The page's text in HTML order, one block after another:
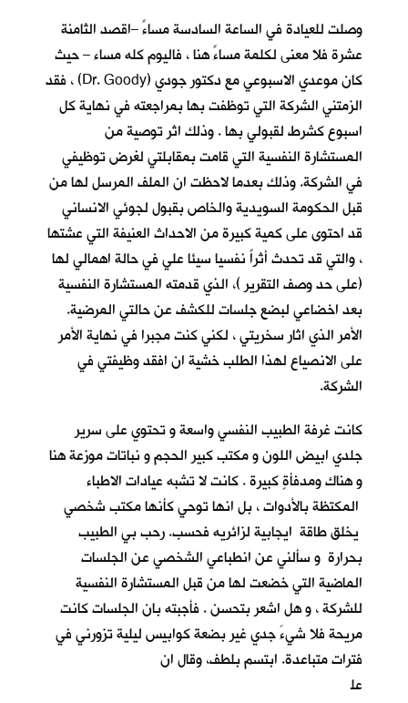
وصلت للعيادة في الساعة السادسة مساءً –اقصد الثامنة
عشرة فلا معنى لكلمة مساءً هنا ، فاليوم كله مساء – حيث
كان موعدي الاسبوعي مع دكتور جودي (Dr. Goody) ، فقد
الزمتني الشركة التي توظفت بها بمراجعته في نهاية كل
اسبوع كشرط لقبولي بها . وذلك اثر توصية من
المستشارة النفسية التي قامت بمقابلتي لغرض توظيفي
في الشركة. وذلك بعدما لاحظت ان الملف المرسل لها من
قبل الحكومة السويدية والخاص بقبول لجوئي الانساني
قد احتوى على كمية كبيرة من الاحداث العنيفة التي عشتها
، والتي قد تحدث أثراً نفسيا سيئا علي في حالة اهمالي لها
(على حد وصف التقرير )، الذي قدمته المستشارة النفسية
بعد اخضاعي لبضع جلسات للكشف عن حالتي المرضية.
الأمر الذي اثار سخريتي ، لكني كنت مجبرا في نهاية الأمر
على الانصياع لهذا الطلب خشية ان افقد وظيفتي في
الشركة.
كانت غرفة الطبيب النفسي واسعة و تحتوي على سرير
جلدي ابيض اللون و مكتب كبير الحجم و نباتات موزعة هنا
و هناك ومدفأةٍ كبيرة . كانت لا تشبه عيادات الاطباء
المكتظة بالأدوات ، بل انها توحي كأنها مكتب شخصي
يخلق طاقة ايجابية لزائريه فحسب. رحب بي الطبيب
بحرارة و سألني عن انطباعي الشخصي عن الجلسات
الماضية التي خضعت لها من قبل المستشارة النفسية
للشركة ، و هل اشعر بتحسن . فأجبته بان الجلسات كانت
مريحة فلا شيءَ جدي غير بضعة كوابيس ليلية تزورني في
فترات متباعدة. ابتسم بلطف، وقال ان
عل